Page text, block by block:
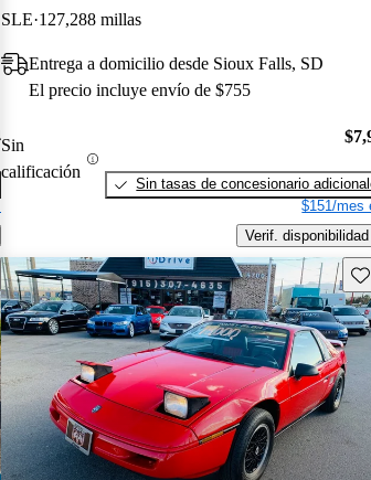
SLE 127,288 millas
Entrega a domicilio desde Sioux Falls, SD
El precio incluye envío de $755
Sin
calificación
Sin tasas de concesionario
$151/mes
Verif. disponibilidad
este Aviso